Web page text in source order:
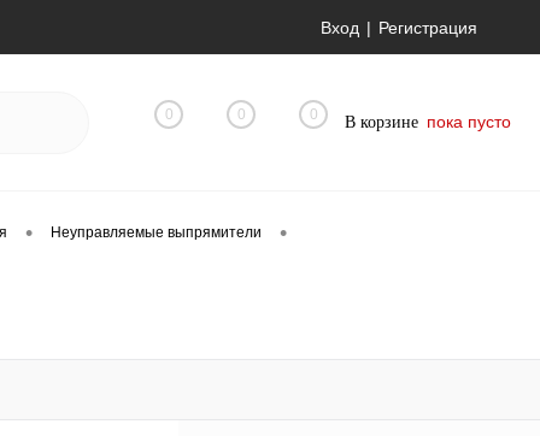
Вход Регистрация
0 0 0 В корзине пока пусто
• Неуправляемые выпрямители •